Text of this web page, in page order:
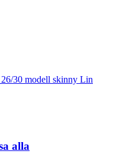
26/30 modell skinny Lin
alla